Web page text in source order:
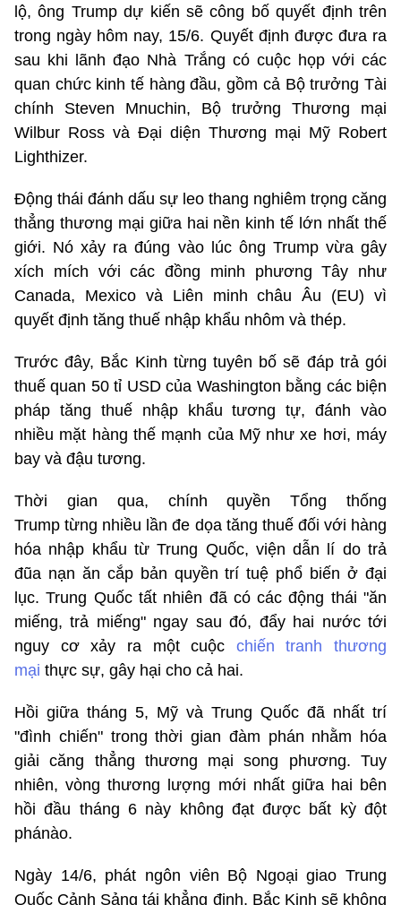
lộ, ông Trump dự kiến sẽ công bố quyết định trên
trong ngày hôm nay, 15/6. Quyết định được đưa ra
sau khi lãnh đạo Nhà Trắng có cuộc họp với các
quan chức kinh tế hàng đầu, gồm cả Bộ trưởng Tài
chính Steven Mnuchin, Bộ trưởng Thương mại
Wilbur Ross và Đại diện Thương mại Mỹ Robert
Lighthizer.
Động thái đánh dấu sự leo thang nghiêm trọng căng
thẳng thương mại giữa hai nền kinh tế lớn nhất thế
giới. Nó xảy ra đúng vào lúc ông Trump vừa gây
xích mích với các đồng minh phương Tây như
Canada, Mexico và Liên minh châu Âu (EU) vì
quyết định tăng thuế nhập khẩu nhôm và thép.
Trước đây, Bắc Kinh từng tuyên bố sẽ đáp trả gói
thuế quan 50 tỉ USD của Washington bằng các biện
pháp tăng thuế nhập khẩu tương tự, đánh vào
nhiều mặt hàng thế mạnh của Mỹ như xe hơi, máy
bay và đậu tương.
Thời gian qua, chính quyền Tổng thống
Trump từng nhiều lần đe dọa tăng thuế đối với hàng
hóa nhập khẩu từ Trung Quốc, viện dẫn lí do trả
đũa nạn ăn cắp bản quyền trí tuệ phổ biến ở đại
lục. Trung Quốc tất nhiên đã có các động thái "ăn
miếng, trả miếng" ngay sau đó, đẩy hai nước tới
nguy cơ xảy ra một cuộc chiến tranh thương
mại thực sự, gây hại cho cả hai.
Hồi giữa tháng 5, Mỹ và Trung Quốc đã nhất trí
"đình chiến" trong thời gian đàm phán nhằm hóa
giải căng thẳng thương mại song phương. Tuy
nhiên, vòng thương lượng mới nhất giữa hai bên
hồi đầu tháng 6 này không đạt được bất kỳ đột
phánào.
Ngày 14/6, phát ngôn viên Bộ Ngoại giao Trung
Quốc Cảnh Sảng tái khẳng định, Bắc Kinh sẽ không